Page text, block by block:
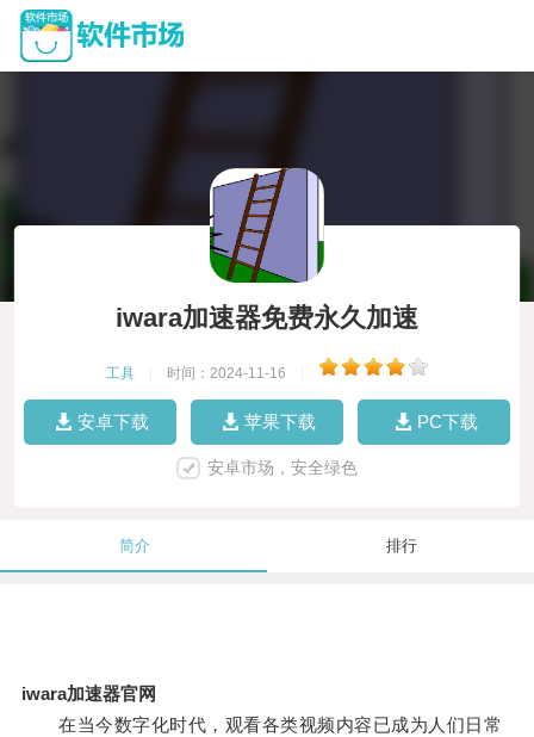
iwara加速器免费永久加速
工具 时间：2024-11-16
安卓下载 苹果下载 PC下载
安卓市场，安全绿色
简介 排行
iwara加速器官网
在当今数字化时代，观看各类视频内容已成为人们日常